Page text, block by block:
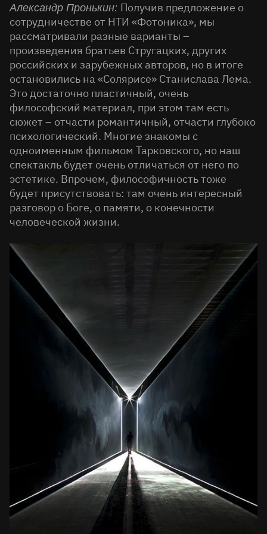
Александр Пронькин: Получив предложение о
сотрудничестве от НТИ «Фотоника», мы
рассматривали разные варианты –
произведения братьев Стругацких, других
российских и зарубежных авторов, но в итоге
остановились на «Солярисе» Станислава Лема.
Это достаточно пластичный, очень
философский материал, при этом там есть
сюжет – отчасти романтичный, отчасти глубоко
психологический. Многие знакомы с
одноименным фильмом Тарковского, но наш
спектакль будет очень отличаться от него по
эстетике. Впрочем, философичность тоже
будет присутствовать: там очень интересный
разговор о Боге, о памяти, о конечности
человеческой жизни.